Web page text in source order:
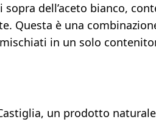
dell’aceto bianco,
Questa è una
in un solo
un prodotto